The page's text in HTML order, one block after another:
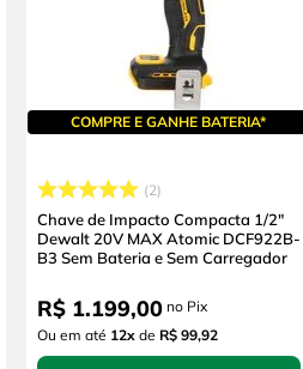
COMPRE E GANHE BATERIA*
2
Chave de Impacto Compacta 1/2"
Dewalt 20V MAX Atomic DCF922B-
B3 Sem Bateria e Sem Carregador
R$ 1.199,00no Pix
Ou em até 12xde R$ 99,92